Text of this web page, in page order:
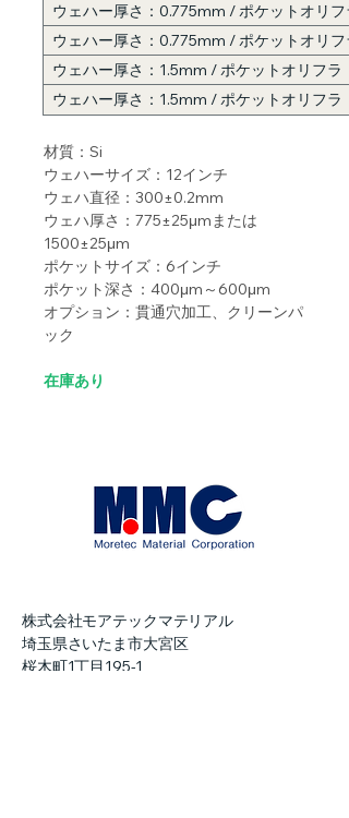
ウェハー厚さ：0.775mm / ポケットオリフ
ウェハー厚さ：0.775mm / ポケットオリフ
ウェハー厚さ：1.5mm / ポケットオリフラ
ウェハー厚さ：1.5mm / ポケットオリフラ
材質：Si
ウェハーサイズ：12インチ
ウェハ直径：300±0.2mm
ウェハ厚さ：775±25μmまたは
1500±25μm
ポケットサイズ：6インチ
ポケット深さ：400μm～600μm
オプション：貫通穴加工、クリーンパ
ック
在庫あり
​株式会社モアテックマテリアル
埼玉県さいたま市大宮区
桜木町1丁目195-1